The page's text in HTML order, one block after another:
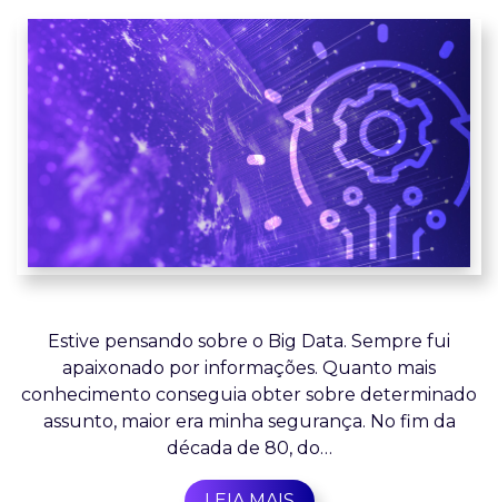
Estive pensando sobre o Big Data. Sempre fui
apaixonado por informações. Quanto mais
conhecimento conseguia obter sobre determinado
assunto, maior era minha segurança. No fim da
década de 80, do…